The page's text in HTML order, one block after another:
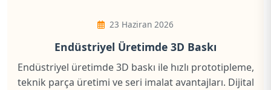
23 Haziran 2026
Endüstriyel Üretimde 3D Baskı
Endüstriyel üretimde 3D baskı ile hızlı prototipleme,
teknik parça üretimi ve seri imalat avantajları. Dijital